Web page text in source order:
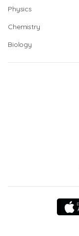
Physics
Chemistry
Biology